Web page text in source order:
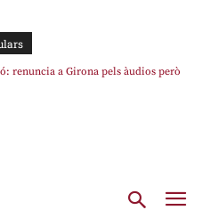
renuncia a Girona pels àudios però